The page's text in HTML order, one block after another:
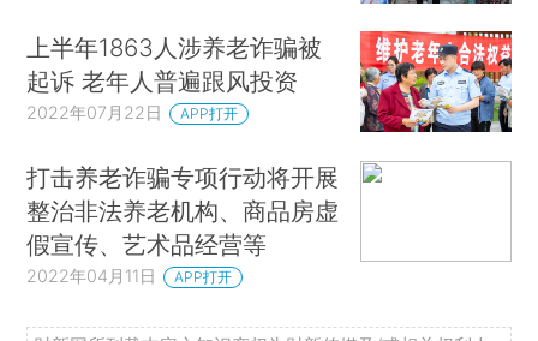
上半年1863人涉养老诈骗被
起诉 老年人普遍跟风投资
2022年07月22日 APP打开
打击养老诈骗专项行动将开展
整治非法养老机构、商品房虚
假宣传、艺术品经营等
2022年04月11日 APP打开